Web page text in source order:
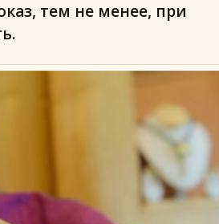
тем не менее, при